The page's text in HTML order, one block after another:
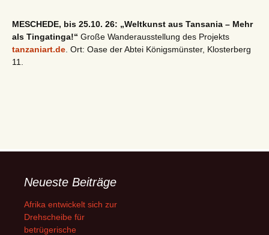
MESCHEDE, bis 25.10. 26: „Weltkunst aus Tansania – Mehr
als Tingatinga!“ Große Wanderausstellung des Projekts
tanzaniart.de . Ort: Oase der Abtei Königsmünster, Klosterberg
11.
Neueste Beiträge
Afrika entwickelt sich zur
Drehscheibe für
betrügerische